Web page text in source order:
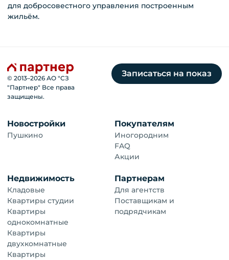
для добросовестного управления построенным
жильём.
© 2013–2026 АО "СЗ
"Партнер" Все права
защищены.
Записаться на показ
Новостройки
Пушкино
Покупателям
Иногородним
FAQ
Акции
Недвижимость
Кладовые
Квартиры студии
Квартиры
однокомнатные
Квартиры
двухкомнатные
Квартиры
Партнерам
Для агентств
Поставщикам и
подрядчикам